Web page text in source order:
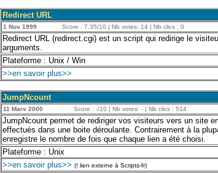
Redirect URL
1 Nov 1999 Score : 7.35/10 | Nb votes: 14 | Nb clics : 0
Redirect URL (redirect.cgi) est un script qui redirige le
arguments.
Plateforme : Unix / Win
>>en savoir plus>>
JumpNcount
11 Mars 2000 Score : -/10 | Nb votes: - | Nb clics : 514
JumpNcount permet de rediriger vos visiteurs vers un site
effectués dans une boite déroulante. Contrairement à la
enregistre le nombre de fois que chaque lien a été choisi.
Plateforme : Unix
>>en savoir plus>> (! lien externe à Scripts-fr)